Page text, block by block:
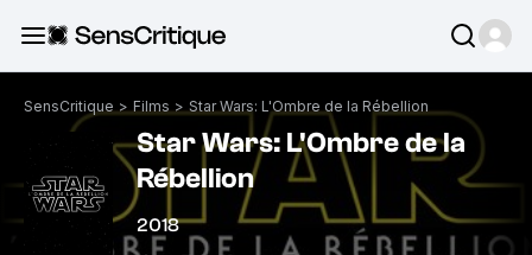
SensCritique > Films > Star Wars: L'Ombre de la Rébellion
Star Wars: L'Ombre de la
Rébellion
2018